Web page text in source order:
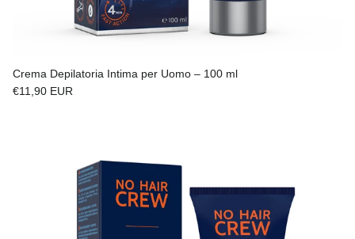
Crema Depilatoria Intima per Uomo – 100 ml
Prezzo normale
€11,90 EUR